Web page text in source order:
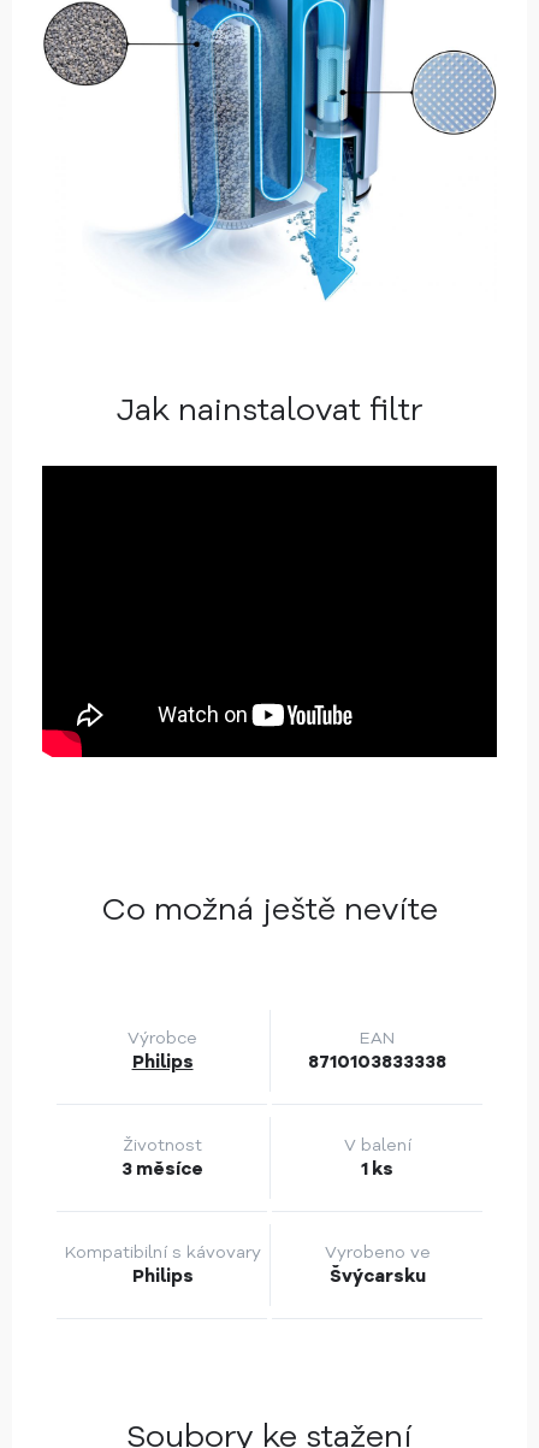
Jak nainstalovat filtr
Co možná ještě nevíte
Výrobce
Philips
EAN
8710103833338
Životnost
3 měsíce
V balení
1 ks
Kompatibilní s kávovary
Philips
Vyrobeno ve
Švýcarsku
Soubory ke stažení